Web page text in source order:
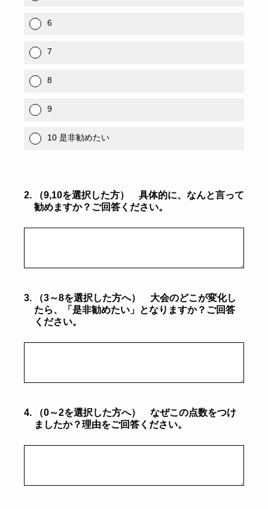
6
7
8
9
10 是非勧めたい
2.
（9,10を選択した方） 具体的に、なんと言って
勧めますか？ご回答ください。
3.
（3～8を選択した方へ） 大会のどこが変化し
たら、「是非勧めたい」となりますか？ご回答
ください。
4.
（0～2を選択した方へ） なぜこの点数をつけ
ましたか？理由をご回答ください。